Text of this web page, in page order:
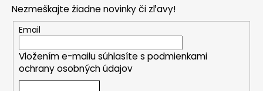
Nezmeškajte žiadne novinky či zľavy!
Email
Vložením e-mailu súhlasíte s podmienkami
ochrany osobných údajov